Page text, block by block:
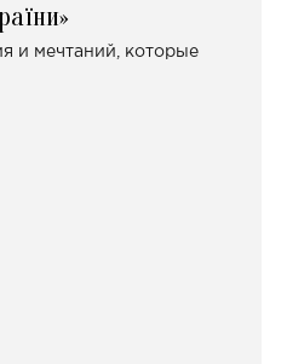
и мечтаний, которые